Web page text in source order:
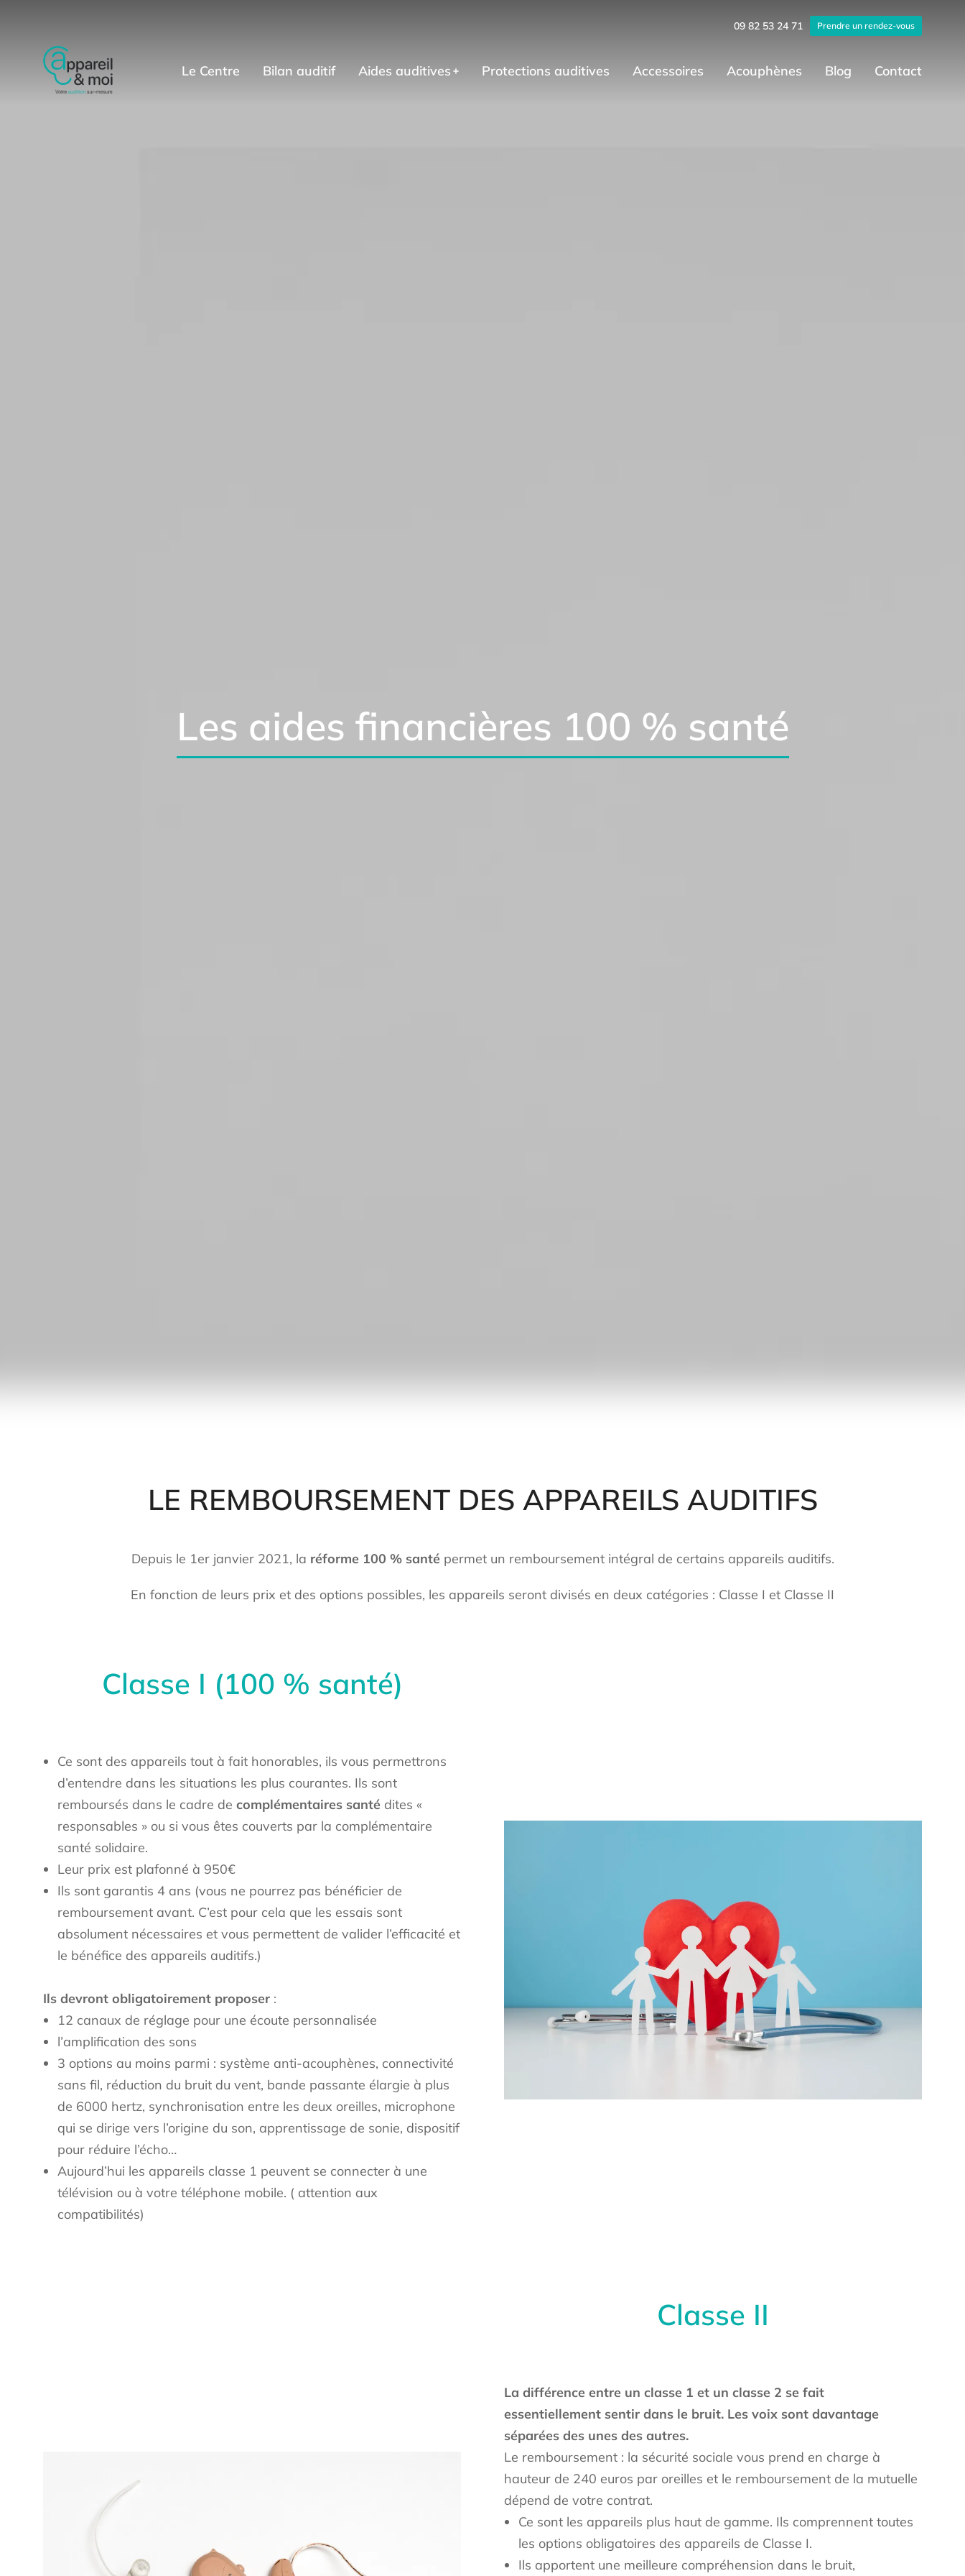
09 82 53 24 71 Prendre un rendez-vous
Le Centre Bilan auditif Aides auditives Protections auditives Accessoires Acouphènes Blog Contact
Les aides financières 100 % santé
LE REMBOURSEMENT DES APPAREILS AUDITIFS
Depuis le 1er janvier 2021, la réforme 100 % santé permet un remboursement intégral de certains appareils auditifs.
En fonction de leurs prix et des options possibles, les appareils seront divisés en deux catégories : Classe I et Classe II
Classe I (100 % santé)
Ce sont des appareils tout à fait honorables, ils vous permettrons
d’entendre dans les situations les plus courantes. Ils sont
remboursés dans le cadre de complémentaires santé dites «
responsables » ou si vous êtes couverts par la complémentaire
santé solidaire.
Leur prix est plafonné à 950€
Ils sont garantis 4 ans (vous ne pourrez pas bénéficier de
remboursement avant. C’est pour cela que les essais sont
absolument nécessaires et vous permettent de valider l’efficacité et
le bénéfice des appareils auditifs.)
Ils devront obligatoirement proposer :
12 canaux de réglage pour une écoute personnalisée
l’amplification des sons
3 options au moins parmi : système anti-acouphènes, connectivité
sans fil, réduction du bruit du vent, bande passante élargie à plus
de 6000 hertz, synchronisation entre les deux oreilles, microphone
qui se dirige vers l’origine du son, apprentissage de sonie, dispositif
pour réduire l’écho…
Aujourd’hui les appareils classe 1 peuvent se connecter à une
télévision ou à votre téléphone mobile. ( attention aux
compatibilités)
Classe II
La différence entre un classe 1 et un classe 2 se fait
essentiellement sentir dans le bruit. Les voix sont davantage
séparées des unes des autres.
Le remboursement : la sécurité sociale vous prend en charge à
hauteur de 240 euros par oreilles et le remboursement de la mutuelle
dépend de votre contrat.
Ce sont les appareils plus haut de gamme. Ils comprennent toutes
les options obligatoires des appareils de Classe I.
Ils apportent une meilleure compréhension dans le bruit,